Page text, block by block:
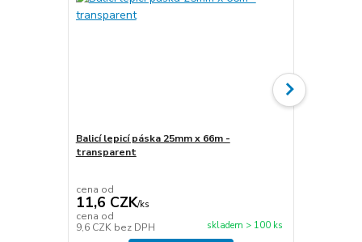
Balicí lepicí páska 25mm x 66m -
transparent
cena od
11,6 CZK/ks
cena od
9,6 CZK bez DPH skladem > 100 ks